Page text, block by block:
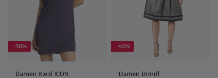
-30%
Damen Kleid ICON
-40%
Damen Dirndl